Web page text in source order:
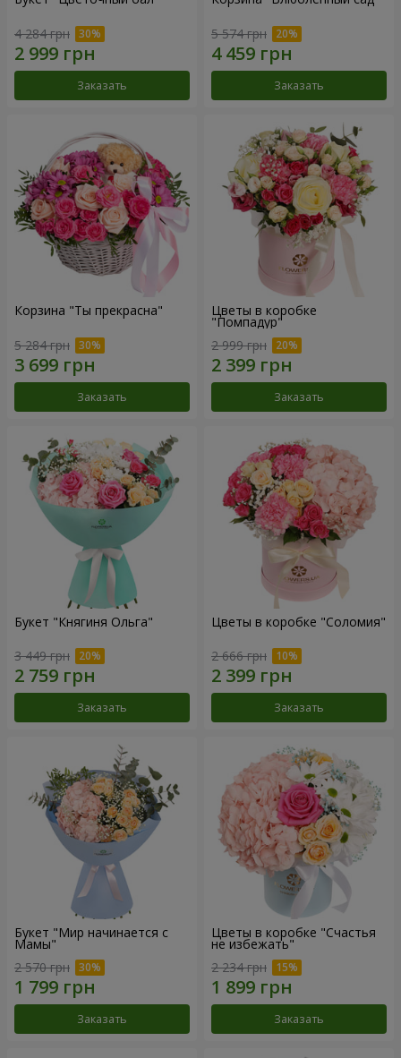
4 284 грн
Заказать
5 574 грн
Заказать
Корзина "Ты прекрасна"
5 284 грн
Заказать
Цветы в коробке
"Помпадур"
2 999 грн
Заказать
Букет "Княгиня Ольга"
3 449 грн
Заказать
Цветы в коробке "Соломия"
2 666 грн
Заказать
Букет "Мир начинается с
Мамы"
2 570 грн
Заказать
Цветы в коробке "Счастья
не избежать"
2 234 грн
Заказать